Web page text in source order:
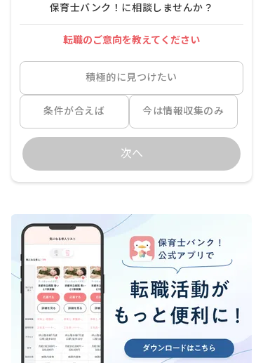
保育士バンク！に相談しませんか？
転職のご意向を教えてください
積極的に見つけたい
条件が合えば 今は情報収集のみ
次へ